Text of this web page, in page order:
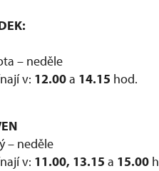
– neděle
v: 12.00a 14.15 hod.
– neděle
v: 11.00, 13.15 a 15.00